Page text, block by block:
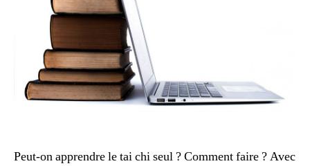
Peut-on apprendre le tai chi seul ? Comment faire ? Avec